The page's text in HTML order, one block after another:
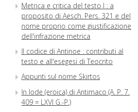
Metrica e critica del testo I : a
proposito di Aesch. Pers. 321 e del
nome proprio come giustificazione
dell'infrazione metrica
Il codice di Antinoe : contributi al
testo e all'esegesi di Teocrito
Appunti sul nome Skirtos
In lode (eroica) di Antimaco (A. P. 7.
409 = LXVI G.-P.)